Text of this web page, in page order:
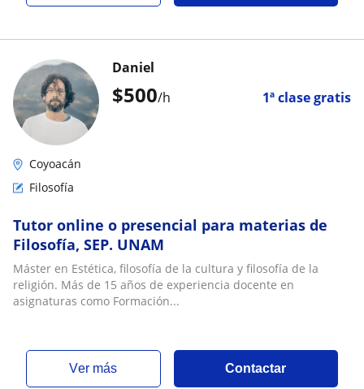
$500/h 1ª clase gratis
Daniel
Coyoacán
Filosofía
Tutor online o presencial para materias de
Filosofía, SEP. UNAM
Máster en Estética, filosofía de la cultura y filosofía de la
religión. Más de 15 años de experiencia docente en
asignaturas como Formación...
ver más Contactar